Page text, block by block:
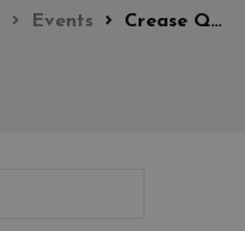
Events Crease Queen Look party 17:00h